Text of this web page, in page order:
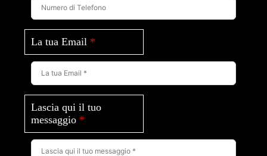
La tua Email *
Lascia qui il tuo
messaggio *